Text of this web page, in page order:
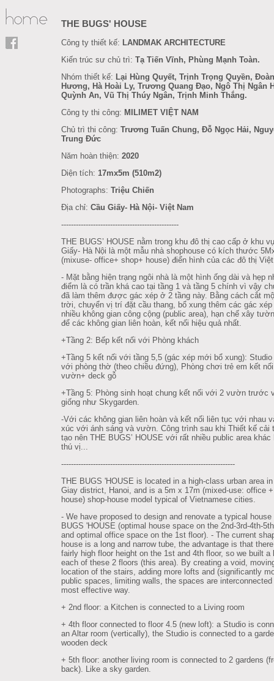
THE BUGS' HOUSE
Công ty thiết kế: LANDMAK ARCHITECTURE
Kiến trúc sư chủ trì: Tạ Tiến Vĩnh, Phùng Mạnh Toàn.
Nhóm thiết kế: Lại Hùng Quyết, Trịnh Trọng Quyền,
Hương, Hà Hoài Ly, Trương Quang Đạo, Ngô Thị Ngân
Quỳnh An, Vũ Thị Thúy Ngân, Trịnh Minh Thắng.
Công ty thi công: MILIMET VIỆT NAM
Chủ trì thi công: Trương Tuấn Chung, Đỗ Ngọc Hải,
Trung Đức
Năm hoàn thiện: 2020
Diện tích: 17mx5m (510m2)
Photographs: Triệu Chiến
Địa chỉ: Cầu Giấy- Hà Nội- Việt Nam
------------------------------------------------
THE BUGS’ HOUSE nằm trong khu đô thị cao cấp ở khu
Giấy- Hà Nội là một mẫu nhà shophouse có kích thước
(mixuse- office+ shop+ house) điển hình của các đô thị
- Mặt bằng hiện trạng ngôi nhà là một hình ống dài và hẹp
điểm là có trần khá cao tại tầng 1 và tầng 5 chính vì vậy
đã làm thêm được gác xép ở 2 tầng này. Bằng cách cắt
trời, chuyển vị trí đặt cầu thang, bổ xung thêm các gác xép
nhiều không gian công cộng (public area), hạn chế xây
để các không gian liên hoàn, kết nối hiệu quả nhất.
+Tầng 2: Bếp kết nối với Phòng khách
+Tầng 5 kết nối với tầng 5,5 (gác xép mới bổ xung):
với phòng thờ (theo chiều đứng), Phòng chơi trẻ em kết
vườn+ deck gỗ
+Tầng 5: Phòng sinh hoạt chung kết nối với 2 vườn trước
giống như Skygarden.
-Với các không gian liên hoàn và kết nối liên tục với nhau
xúc với ánh sáng và vườn. Công trình sau khi Thiết kế cải
tạo nên THE BUGS’ HOUSE với rất nhiều public area khác
thú vị...
-----------------------------------------------------------------------
THE BUGS 'HOUSE is located in a high-class urban area
Giay district, Hanoi, and is a 5m x 17m (mixed-use: office
house) shop-house model typical of Vietnamese cities.
- We have proposed to design and renovate a typical house
BUGS 'HOUSE (optimal house space on the 2nd-3rd-4th-
and optimal office space on the 1st floor). - The current
house is a long and narrow tube, the advantage is that
fairly high floor height on the 1st and 4th floor, so we built a
each of these 2 floors (this area). By creating a void,
location of the stairs, adding more lofts and (significantly
public spaces, limiting walls, the spaces are
most effective way.
+ 2nd floor: a Kitchen is connected to a Living room
+ 4th floor connected to floor 4.5 (new loft): a Studio is
an Altar room (vertically), the Studio is connected to a
wooden deck
+ 5th floor: another living room is connected to 2 gardens
back). Like a sky garden.